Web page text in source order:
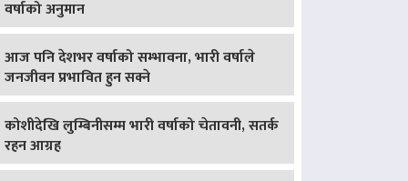
वर्षाको अनुमान
आज पनि देशभर वर्षाको सम्भावना, भारी वर्षाले
जनजीवन प्रभावित हुन सक्ने
कोशीदेखि लुम्बिनीसम्म भारी वर्षाको चेतावनी, सतर्क
रहन आग्रह